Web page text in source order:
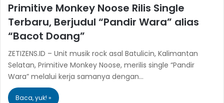
Primitive Monkey Noose Rilis Single
Terbaru, Berjudul “Pandir Wara” alias
“Bacot Doang”
ZETIZENS.ID – Unit musik rock asal Batulicin, Kalimantan
Selatan, Primitive Monkey Noose, merilis single “Pandir
Wara” melalui kerja samanya dengan…
Baca, yuk! »